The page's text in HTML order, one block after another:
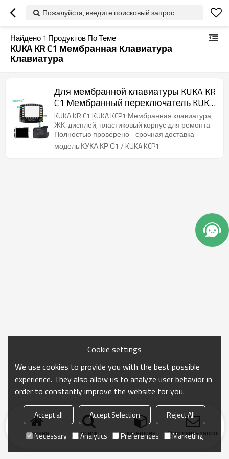
Пожалуйста, введите поисковый запрос
Найдено 1 Продуктов По Теме
KUKA KR C1 Мембранная Клавиатура
Клавиатура
Для мембранной клавиатуры KUKA KR
C1 Мембранный переключатель KUKA
KCP1
KUKA KR C1 KUKA KCP1 Мембранная клавиатура,
ЖК-дисплей, пластиковый корпус для ремонта.
Полностью проверено - срочная доставка
модель:КУКА КР С1 / KUKA KCP1
Главная поиск категория Отправить запрос
Cookie settings
We use cookies to provide you with the best possible
experience. They also allow us to analyze user behavior in
order to constantly improve the website for you.
Accept all Accept Selection
Reject All
Necessary
Analytics Preferences Marketing